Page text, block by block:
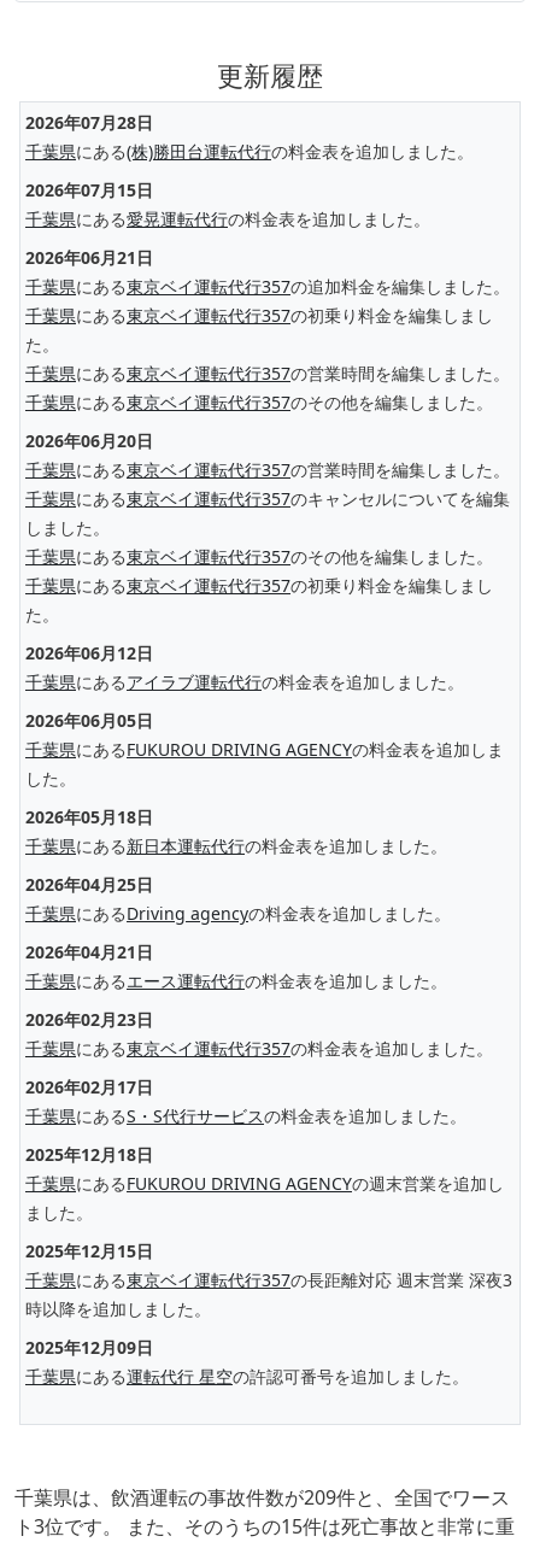
更新履歴
2026年07月28日
千葉県にある(株)勝田台運転代行の料金表を追加しました。
2026年07月15日
千葉県にある愛晃運転代行の料金表を追加しました。
2026年06月21日
千葉県にある東京ベイ運転代行357の追加料金を編集しました。
千葉県にある東京ベイ運転代行357の初乗り料金を編集しまし
た。
千葉県にある東京ベイ運転代行357の営業時間を編集しました。
千葉県にある東京ベイ運転代行357のその他を編集しました。
2026年06月20日
千葉県にある東京ベイ運転代行357の営業時間を編集しました。
千葉県にある東京ベイ運転代行357のキャンセルについてを編集
しました。
千葉県にある東京ベイ運転代行357のその他を編集しました。
千葉県にある東京ベイ運転代行357の初乗り料金を編集しまし
た。
2026年06月12日
千葉県にあるアイラブ運転代行の料金表を追加しました。
2026年06月05日
千葉県にあるFUKUROU DRIVING AGENCYの料金表を追加しま
した。
2026年05月18日
千葉県にある新日本運転代行の料金表を追加しました。
2026年04月25日
千葉県にあるDriving agencyの料金表を追加しました。
2026年04月21日
千葉県にあるエース運転代行の料金表を追加しました。
2026年02月23日
千葉県にある東京ベイ運転代行357の料金表を追加しました。
2026年02月17日
千葉県にあるS・S代行サービスの料金表を追加しました。
2025年12月18日
千葉県にあるFUKUROU DRIVING AGENCYの週末営業を追加し
ました。
2025年12月15日
千葉県にある東京ベイ運転代行357の長距離対応 週末営業 深夜3
時以降を追加しました。
2025年12月09日
千葉県にある運転代行 星空の許認可番号を追加しました。
千葉県は、飲酒運転の事故件数が209件と、全国でワース
ト3位です。 また、そのうちの15件は死亡事故と非常に重